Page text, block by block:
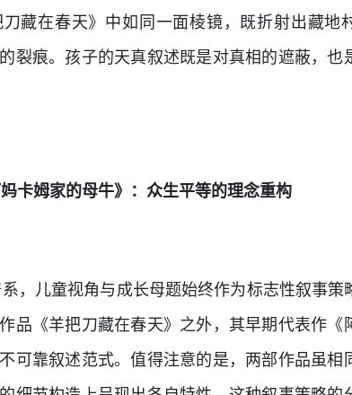
藏在春天》中如同一面棱镜，既折射出藏地
裂痕。孩子的天真叙述既是对真相的遮蔽，也
卡姆家的母牛》：众生平等的理念重构
，儿童视角与成长母题始终作为标志性叙事策
品《羊把刀藏在春天》之外，其早期代表作《
可靠叙述范式。值得注意的是，两部作品虽相